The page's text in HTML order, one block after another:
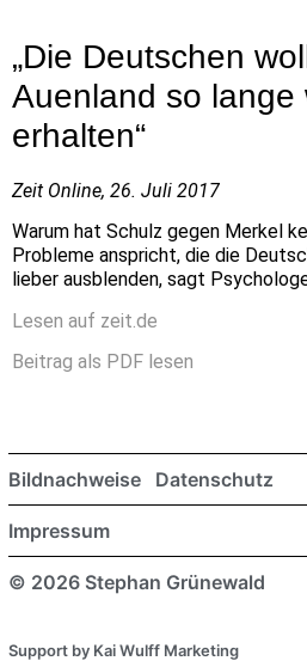
„Die Deutschen
Auenland so lange
erhalten“
Zeit Online, 26. Juli 2017
Warum hat Schulz gegen Merkel
Probleme anspricht, die die
lieber ausblenden, sagt
Lesen auf zeit.de
Beitrag als PDF lesen
© 2026 Stephan Grünewald
Impressum
Bildnachweise Datenschutz
Support by Kai Wulff Marketing